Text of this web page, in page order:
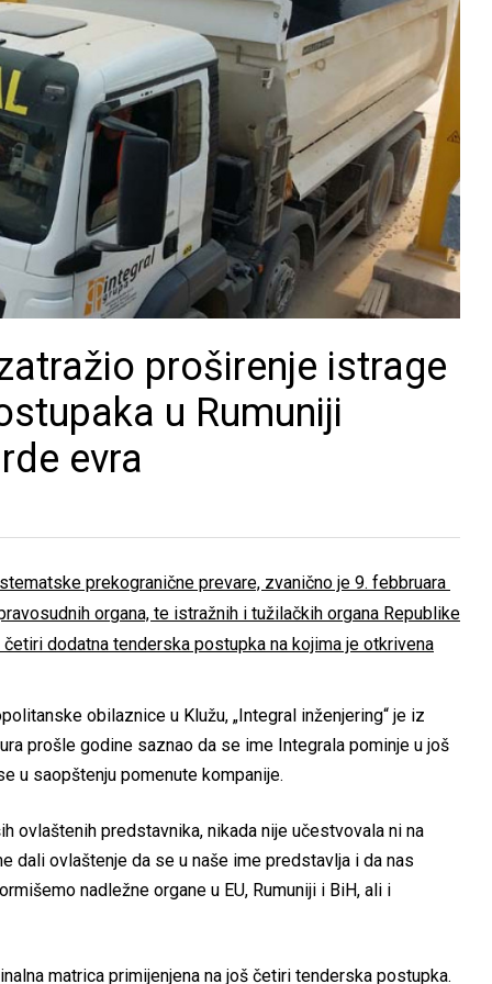
proširenje istrage
u Rumuniji
evra
prekogranične prevare, zvanično je 9. febbruara
organa, te istražnih i tužilačkih organa Republike
dodatna tenderska postupka na kojima je otkrivena
obilaznice u Klužu, „Integral inženjering“ je iz
prošle godine saznao da se ime Integrala pominje u još
u saopštenju pomenute kompanije.
ovlaštenih predstavnika, nikada nije učestvovala ni na
dali ovlaštenje da se u naše ime predstavlja i da nas
nadležne organe u EU, Rumuniji i BiH, ali i
matrica primijenjena na još četiri tenderska postupka.